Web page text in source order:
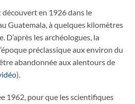
découvert en 1926 dans le
Guatemala, à quelques kilomètres
D’après les archéologues, la
préclassique aux environ du
abandonnée aux alentours de
).
1962, pour que les scientifiques